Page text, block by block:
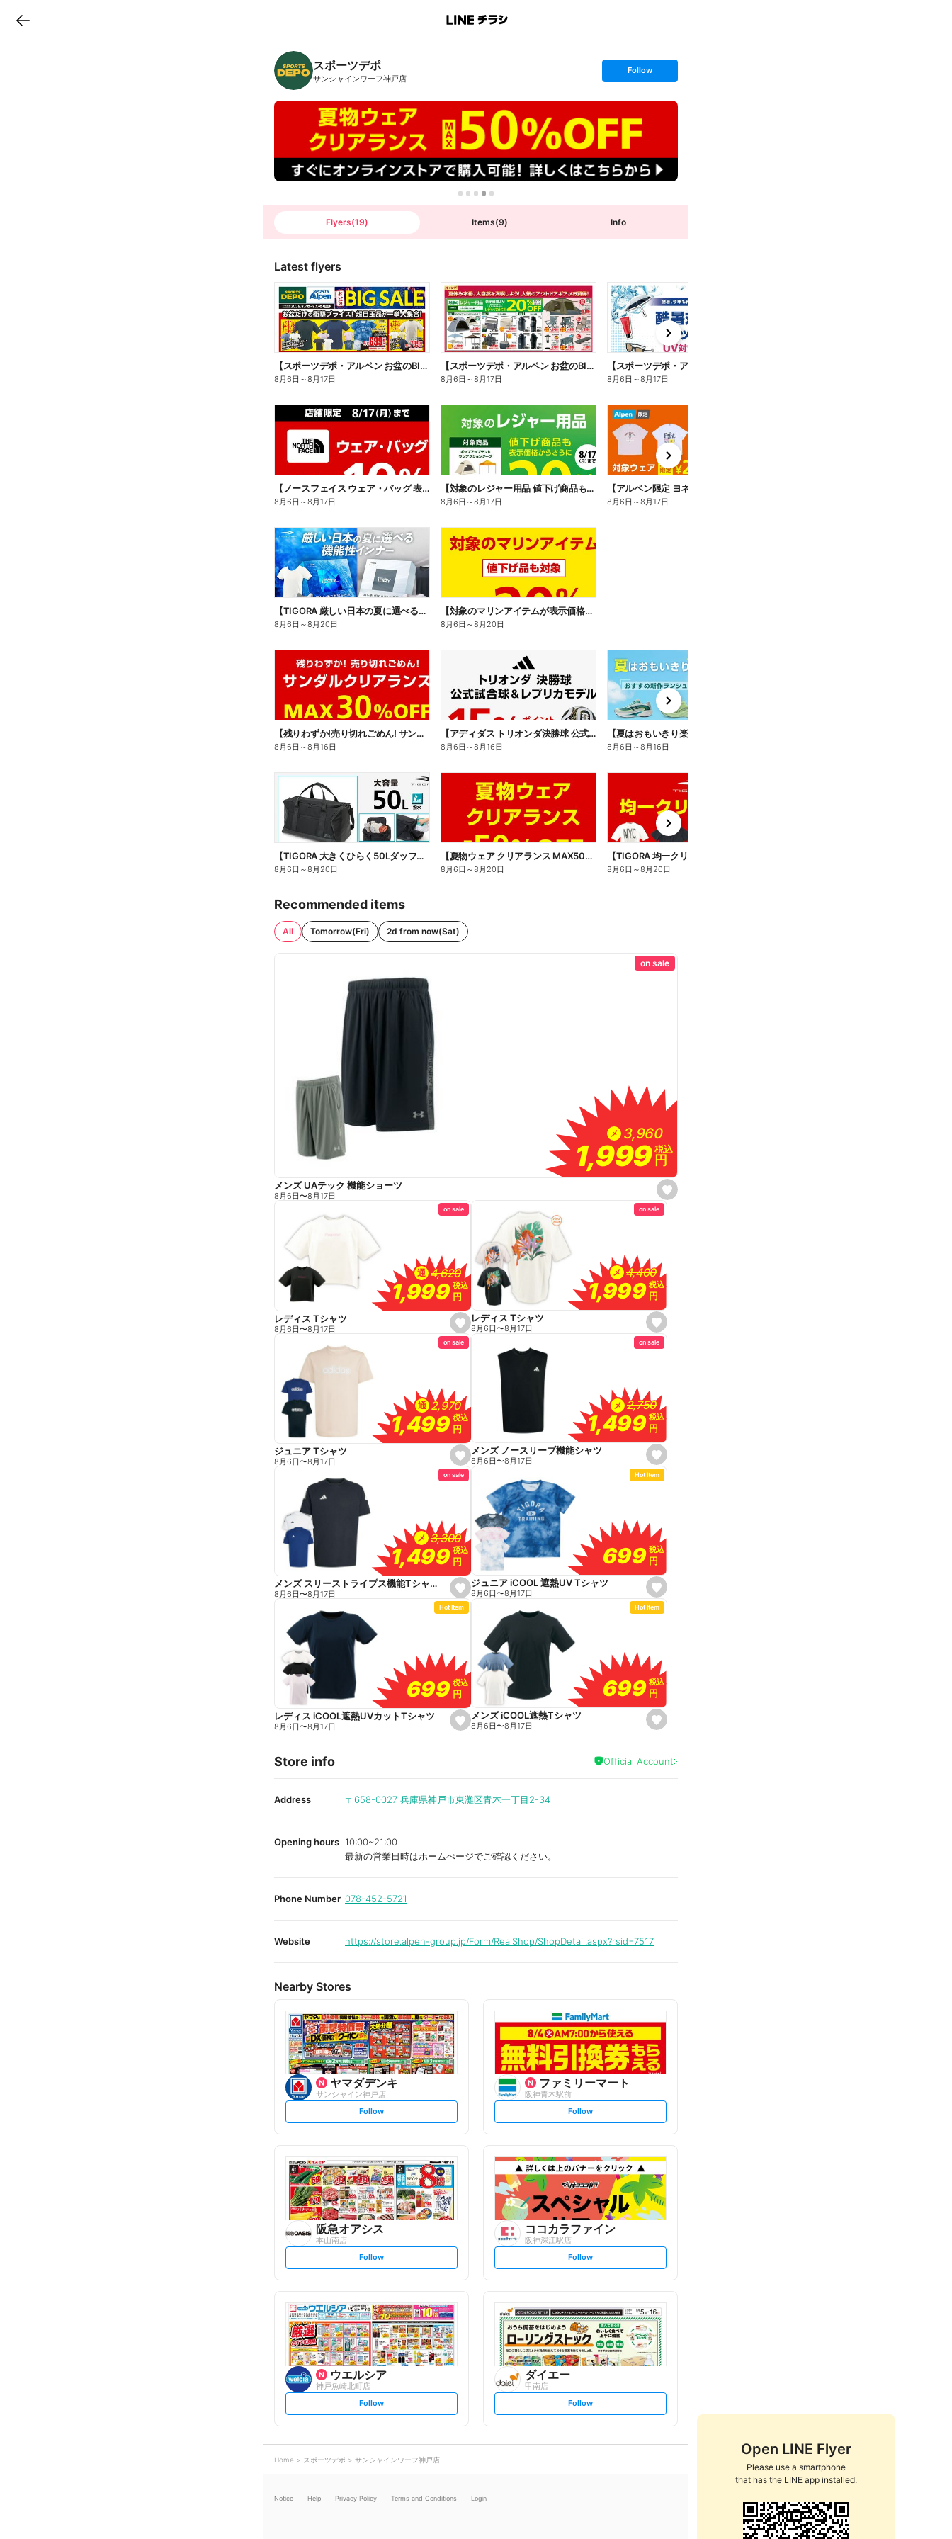
B
n
c
h
T
スポーツデポ
サンシャインワーフ神戸店
s
t
o
l
o
w
Follow
Flyers(19) Items(9) Info
Latest flyers
【スポーツデポ・アルペン お盆のBIG SALE!】
8月6日 ～8月17日
【スポーツデポ・アルペン お盆のBIG SALE!】
8月6日 ～8月17日 8月6日 ～8月17日
n
e
x
t
【ノースフェイス ウェア・バッグ 表示価格からさらに10%OFF】
8月6日 ～8月17日
【対象のレジャー用品 値下げ商品も表示価格からさらに20%OFF】
8月6日 ～8月17日 8月6日 ～8月17日
n
e
x
t
【TIGORA 厳しい日本の夏に選べる機能性インナー】
8月6日 ～8月20日
【対象のマリンアイテムが表示価格からさらに20%OFF 値下げ品も対象】
8月6日 ～8月20日
【残りわずか!売り切れごめん! サンダルクリアランス MAX30%OFF】
8月6日 ～8月16日
【アディダス トリオンダ決勝球 公式試合球&レプリカモデル 15%ポイント還元】
8月6日 ～8月16日 8月6日 ～8月16日
n
e
x
t
【TIGORA 大きくひらく50Lダッフルバッグ】
8月6日 ～8月20日
【夏物ウェア クリアランス MAX50%OFF】
8月6日 ～8月20日
【TIGORA 均一クリアランス】
8月6日 ～8月20日
n
e
x
t
Recommended items
All Tomorrow(Fri) 2d from now(Sat)
s
e
on sale
メ 3,960
3,960
1,999
1,999税込
税込
円
円
メンズ UAテック 機能ショーツ
8月6日〜8月17日
s
e
t
i
t
e
on sale
通 4,620
4,620
1,999
1,999税込
税込
円
円
レディス Tシャツ
8月6日〜8月17日
s
e
t
i
t
e
on sale
メ 4,400
4,400
1,999
1,999 税込
税込
円
円
レディス Tシャツ
8月6日〜8月17日
s
e
t
i
t
e
on sale
通 2,970
2,970
1,499
1,499税込
税込
円
円
ジュニア Tシャツ
8月6日〜8月17日
s
e
t
i
e
on sale
メ 2,750
2,750
1,499
1,499 税込
税込
円
円
メンズ ノースリーブ機能シャツ
8月6日〜8月17日
s
e
t
i
e
on sale
メ 3,300
3,300
1,499
1,499税込
税込
円
円
メンズ スリーストライプス機能Tシャツ
8月6日〜8月17日
s
e
t
i
e
Hot Item
699
699 税込
税込
円
円
ジュニア iCOOL 遮熱UV Tシャツ
8月6日〜8月17日
s
e
i
t
Hot Item
699
699税込
税込
円
円
レディス iCOOL遮熱UVカットTシャツ
8月6日〜8月17日
s
e
a
Hot Item
699
699 税込
税込
円
円
メンズ iCOOL遮熱Tシャツ
8月6日〜8月17日
Store info Official Account
Address 〒658-0027 兵庫県神戸市東灘区青木一丁目2-34
Opening hours 10:00~21:00
最新の営業日時はホームぺージでご確認ください。
Phone Number 078-452-5721
Website https://store.alpen-group.jp/Form/RealShop/ShopDetail.aspx?rsid=7517
Nearby Stores
ヤマダデンキ
サンシャイン神戸店
s
t
o
w
Follow
ファミリーマート
阪神青木駅前
s
t
l
o
w
Follow
阪急オアシス
本山南店
s
t
l
o
w
Follow
ココカラファイン
阪神深江駅店
s
t
o
w
Follow
ウエルシア
神戸魚崎北町店
s
t
o
w
Follow
ダイエー
甲南店
s
t
Follow
Open LINE Flyer
Please use a smartphone
that has the LINE app installed.
Home スポーツデポ サンシャインワーフ神戸店
Notice Help Privacy Policy Terms and Conditions Login